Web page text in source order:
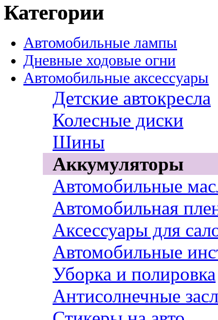
Категории
Автомобильные лампы
Дневные ходовые огни
Автомобильные аксессуары
Детские автокресла
Колесные диски
Шины
Аккумуляторы
Автомобильные
Автомобильная
Аксессуары для
Автомобильные
Уборка и полировка
Антисолнечные